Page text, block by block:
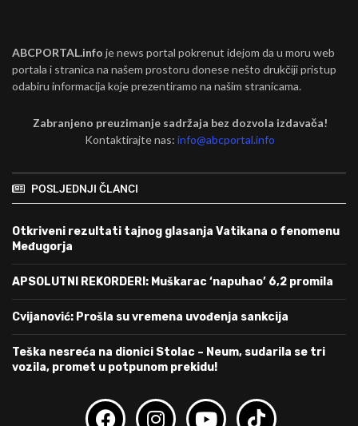
ABCPORTAL.info je news portal pokrenut idejom da u moru web
portala i stranica na našem prostoru donese nešto drukčiji pristup
odabiru informacija koje prezentiramo na našim stranicama.
Zabranjeno preuzimanje sadržaja bez dozvola izdavača!
Kontaktirajte nas:info@abcportal.info
POSLJEDNJI ČLANCI
Otkriveni rezultati tajnog glasanja Vatikana o fenomenu
Međugorja
APSOLUTNI REKORDERI: Muškarac ‘napuhao’ 6,2 promila
Cvijanović: Prošla su vremena uvođenja sankcija
Teška nesreća na dionici Stolac – Neum, sudarila se tri
vozila, promet u potpunom prekidu!